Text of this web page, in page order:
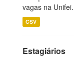
vagas na Unifei.
CSV
Estagiários